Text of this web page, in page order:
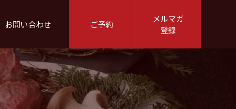
お問い合わせ ご予約
メルマガ
登録